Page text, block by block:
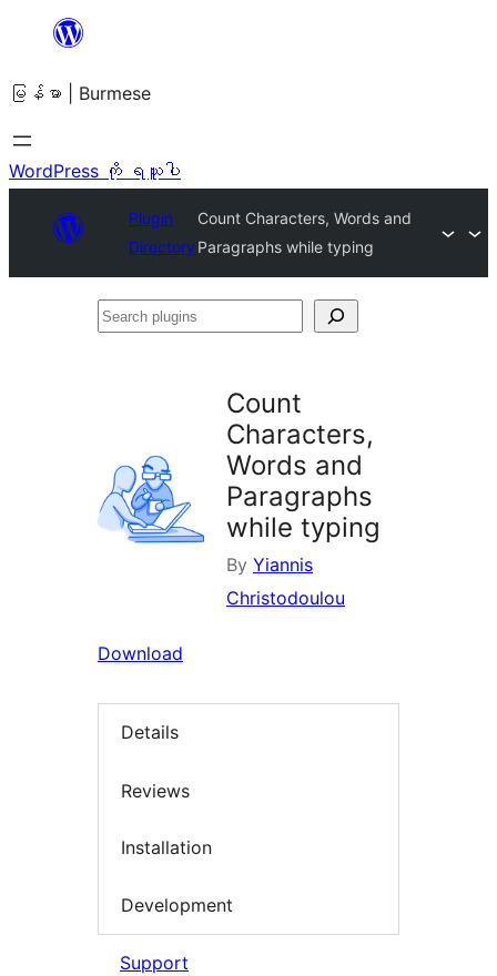
အကြောင်းအရာ
ကျော်သွား
ရန်
မြန်မာ | Burmese
WordPress ကို ရယူပါ
Plugin
Directory
Count Characters, Words and
Paragraphs while typing
Search
Count
Characters,
Words and
Paragraphs
while typing
By Yiannis
Christodoulou
Download
Details
Reviews
Installation
Development
Support